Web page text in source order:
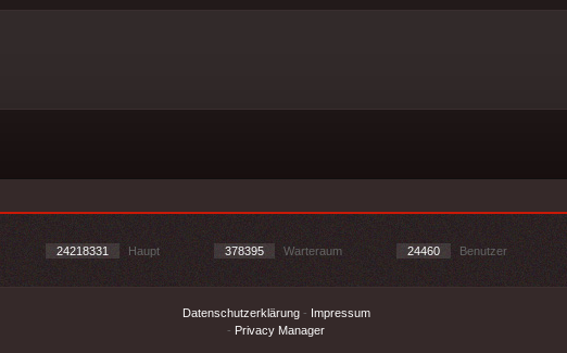
24218331 Haupt 378395 Warteraum 24460 Benutzer
Datenschutzerklärung- Impressum
- Privacy Manager